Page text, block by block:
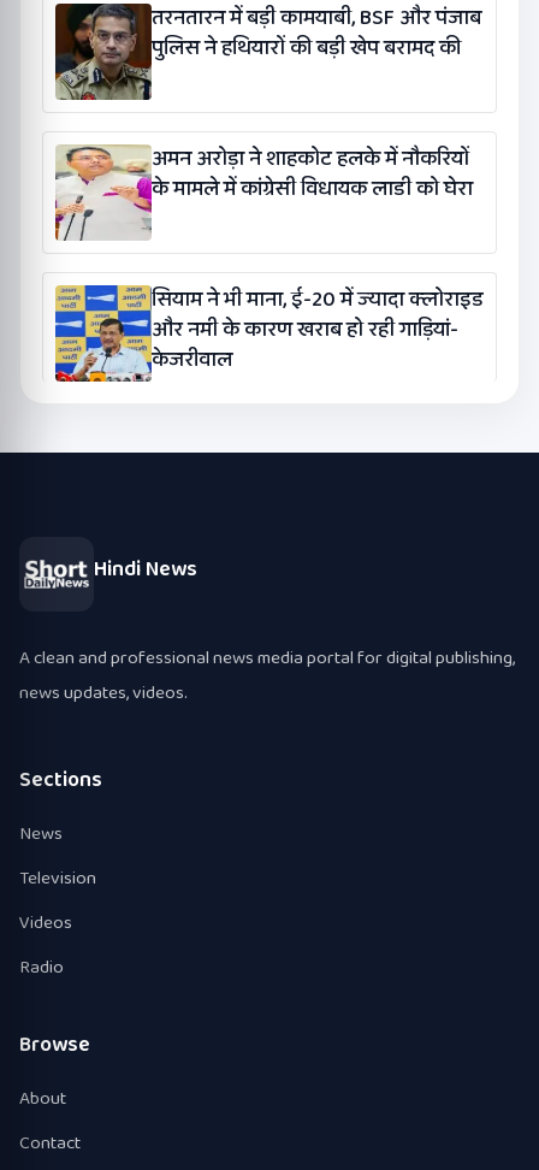
तरनतारन में बड़ी कामयाबी, BSF और पंजाब
पुलिस ने हथियारों की बड़ी खेप बरामद की
अमन अरोड़ा ने शाहकोट हलके में नौकरियों
के मामले में कांग्रेसी विधायक लाडी को घेरा
सियाम ने भी माना, ई-20 में ज्यादा क्लोराइड
और नमी के कारण खराब हो रही गाड़ियां-
केजरीवाल
Hindi News
A clean and professional news media portal for digital publishing,
news updates, videos.
Sections
News
Television
Videos
Radio
Browse
About
Contact